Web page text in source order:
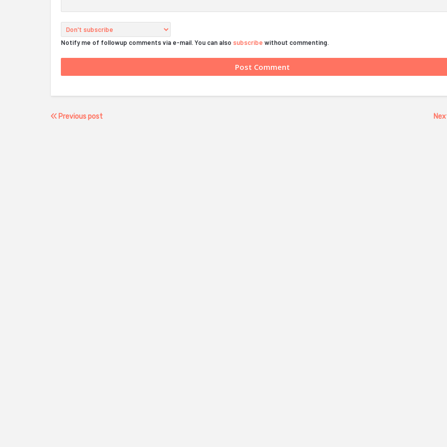
Notify me of followup comments via e-mail. You can also subscribe without commenting.
Previous post